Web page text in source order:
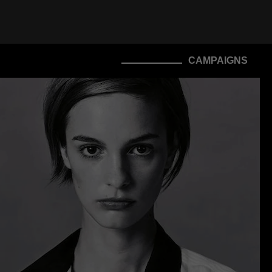
CAMPAIGNS